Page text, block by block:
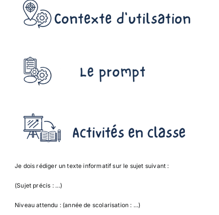
Je dois rédiger un texte informatif sur le sujet suivant :
(Sujet précis : …)
Niveau attendu : (année de scolarisation : …)